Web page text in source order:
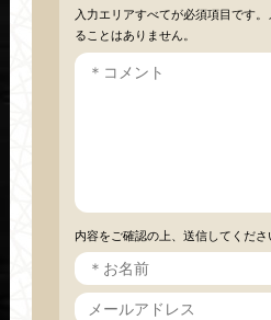
入力エリアすべてが必須項目です
ることはありません。
内容をご確認の上、送信してくださ